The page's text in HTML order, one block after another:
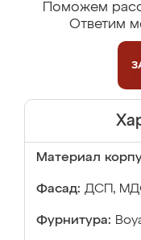
Поможем
Ответим
Материал
Фасад: ДСП,
Фурнитура: